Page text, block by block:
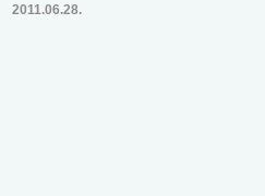
2011.06.28.